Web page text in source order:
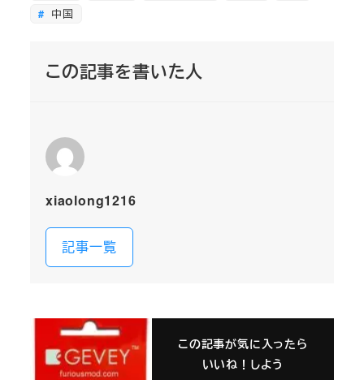
中国
この記事を書いた人
xiaolong1216
記事一覧
この記事が気に入ったら
いいね！しよう